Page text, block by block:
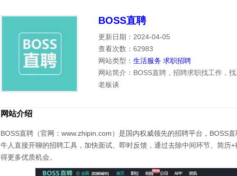
BOSS直聘
更新日期：2024-04-05
查看次数：62983
网站类型： 生活服务 求职招聘
网站简介：BOSS直聘，招聘求职找工作，
老板谈
网站介绍
BOSS直聘（官网：www.zhipin.com）是国内权威领先的招聘平台，BOSS
牛人直接开聊的招聘工具，加快面试、即时反馈，通过去除中间环节、简历
得更多优质机会。